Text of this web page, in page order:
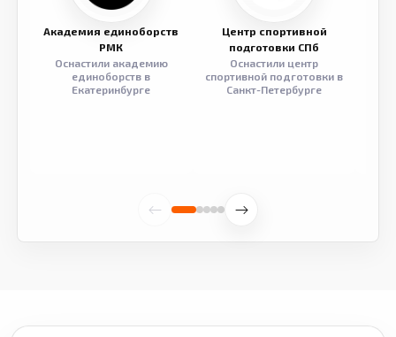
Академия единоборств
РМК
Оснастили академию
единоборств в
Екатеринбурге
Центр спортивной
подготовки СПб
Оснастили центр
спортивной подготовки в
Санкт-Петербурге